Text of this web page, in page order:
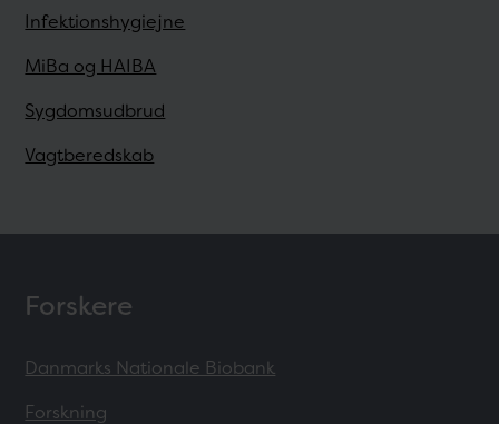
Infektionshygiejne
MiBa og HAIBA
Sygdomsudbrud
Vagtberedskab
Forskere
Danmarks Nationale Biobank
Forskning